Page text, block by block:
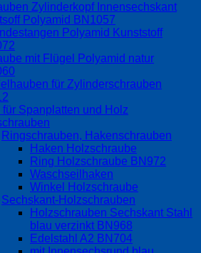
Zylinderkopf Innensechskant
Polyamid BN1057
Polyamid Kunststoff
mit Flügel Polyamid natur
für Zylinderschrauben
Spanplatten und Holz
Ringschrauben, Hakenschrauben
Haken Holzschraube
Ring Holzschraube BN972
Waschseilhaken
Winkel Holzschraube
Sechskant-Holzschrauben
Holzschrauben Sechskant Stahl
blau verzinkt BN968
Edelstahl A2 BN704